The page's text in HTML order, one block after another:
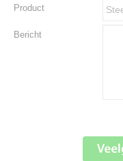
Product
Bericht